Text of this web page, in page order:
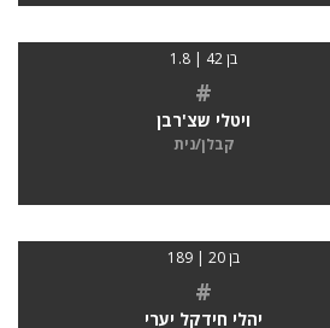
בן 42 | 1.8
#
ויטלי שצ'רבן
קבלן/נית
בן 20 | 189
#
יהלי חידקל יערי